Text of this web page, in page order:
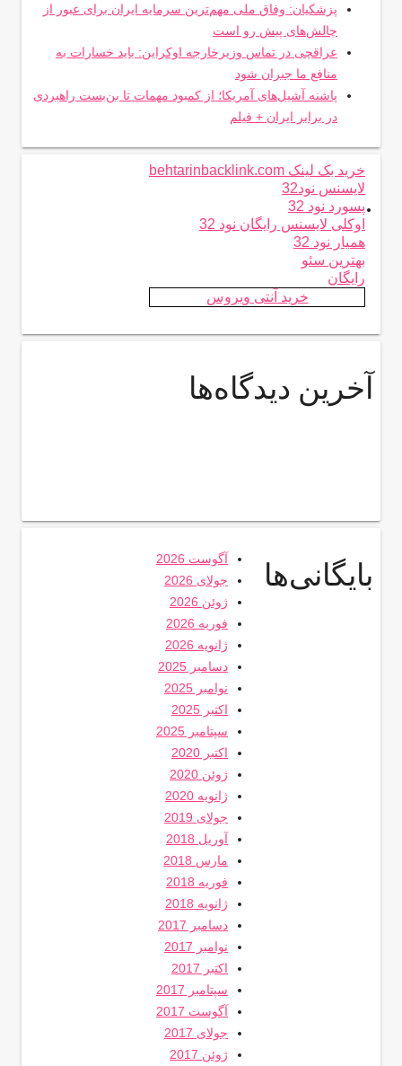
پزشکیان: وفاق ملی مهم‌ترین سرمایه ایران برای عبور از
چالش‌های پیش رو است
عراقچی در تماس وزیرخارجه اوکراین: باید خسارات به
منافع ما جبران شود
پاشنه آشیل‌های آمریکا؛ از کمبود مهمات تا بن‌بست راهبردی
در برابر ایران + فیلم
.
خرید بک لینک behtarinbacklink.com
لایسنس نود32
پسورد نود 32
اوکلی لایسنس رایگان نود 32
همیار نود 32
بهترین سئو
رایگان
خرید آنتی ویروس
آخرین دیدگاه‌ها
بایگانی‌ها
آگوست 2026
جولای 2026
ژوئن 2026
فوریه 2026
ژانویه 2026
دسامبر 2025
نوامبر 2025
اکتبر 2025
سپتامبر 2025
اکتبر 2020
ژوئن 2020
ژانویه 2020
جولای 2019
آوریل 2018
مارس 2018
فوریه 2018
ژانویه 2018
دسامبر 2017
نوامبر 2017
اکتبر 2017
سپتامبر 2017
آگوست 2017
جولای 2017
ژوئن 2017